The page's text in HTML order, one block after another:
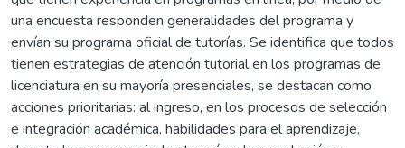
una encuesta responden generalidades del programa y
envían su programa oficial de tutorías. Se identifica que todos
tienen estrategias de atención tutorial en los programas de
licenciatura en su mayoría presenciales, se destacan como
acciones prioritarias: al ingreso, en los procesos de selección
e integración académica, habilidades para el aprendizaje,